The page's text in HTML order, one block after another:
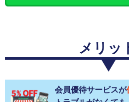
メリッ
会員優待サービスが